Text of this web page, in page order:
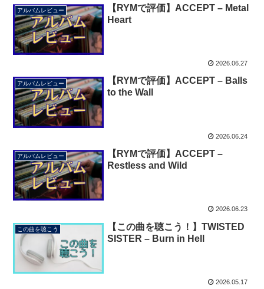
アルバムレビュー
【RYMで評価】ACCEPT – Metal
Heart
2026.06.27
アルバムレビュー
【RYMで評価】ACCEPT – Balls
to the Wall
2026.06.24
アルバムレビュー
【RYMで評価】ACCEPT –
Restless and Wild
2026.06.23
この曲を聴こう
【この曲を聴こう！】TWISTED
SISTER – Burn in Hell
2026.05.17